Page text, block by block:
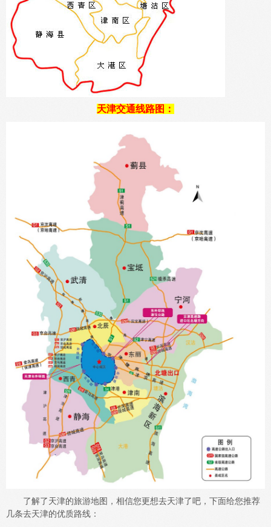
天津交通线路图：
了解了天津的旅游地图，相信您更想去天津了吧，下面给您推荐
几条去天津的优质路线：